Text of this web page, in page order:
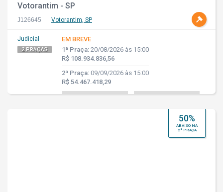
Votorantim - SP
J126645 Votorantim, SP
Judicial
2 PRAÇAS
EM BREVE
1ª Praça: 20/08/2026 às 15:00
R$ 108.934.836,56
2ª Praça: 09/09/2026 às 15:00
R$ 54.467.418,29
50%
ABAIXO NA
2ª PRAÇA